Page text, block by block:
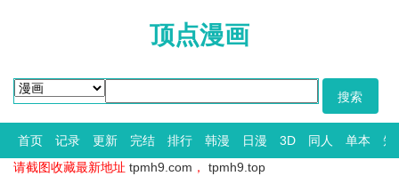
顶点漫画
首页 记录 更新 完结 排行 韩漫 日漫 3D 同人 单本
短
请截图收藏最新地址 tpmh9.com ， tpmh9.top